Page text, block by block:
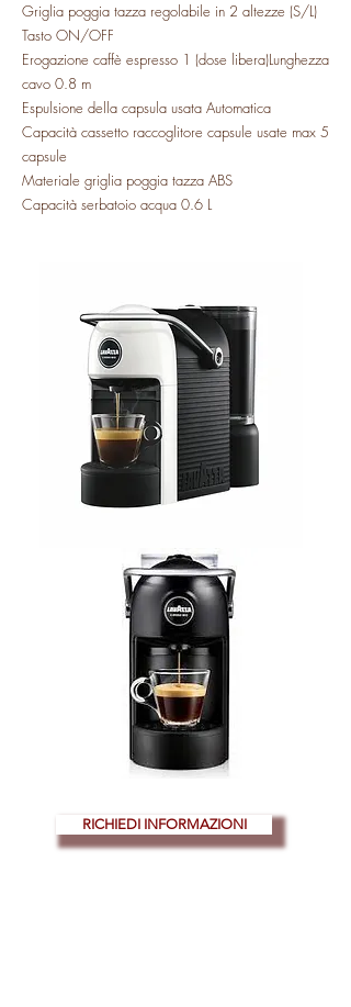
Griglia poggia tazza regolabile in 2 altezze (S/L)
Tasto ON/OFF
Erogazione caffè espresso 1 (dose libera)Lunghezza
cavo 0.8 m
Espulsione della capsula usata Automatica
Capacità cassetto raccoglitore capsule usate max 5
capsule
Materiale griglia poggia tazza ABS
Capacità serbatoio acqua 0.6 L
RICHIEDI INFORMAZIONI